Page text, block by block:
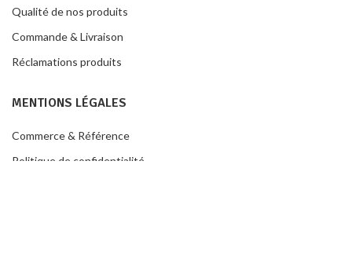
Qualité de nos produits
Commande & Livraison
Réclamations produits
MENTIONS LÉGALES
Commerce & Référence
Politique de confidentialité